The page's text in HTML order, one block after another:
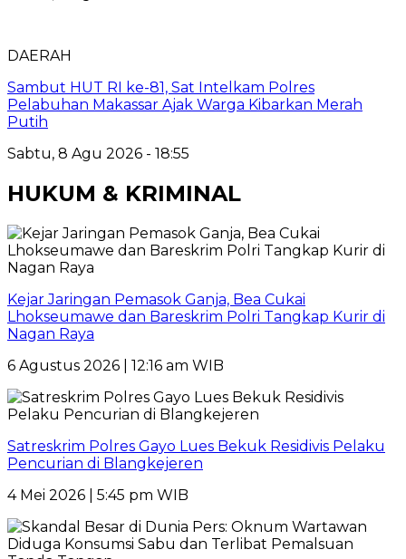
DAERAH
Sambut HUT RI ke-81, Sat Intelkam Polres
Pelabuhan Makassar Ajak Warga Kibarkan Merah
Putih
Sabtu, 8 Agu 2026 - 18:55
HUKUM & KRIMINAL
Kejar Jaringan Pemasok Ganja, Bea Cukai
Lhokseumawe dan Bareskrim Polri Tangkap Kurir di
Nagan Raya
6 Agustus 2026 | 12:16 am WIB
Satreskrim Polres Gayo Lues Bekuk Residivis Pelaku
Pencurian di Blangkejeren
4 Mei 2026 | 5:45 pm WIB